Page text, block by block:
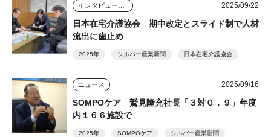
2025/09/22
日本在宅介護協会 期中改定とスライド制で人材
流出に歯止め
2025年 シルバー産業新聞 日本在宅介護協会
ニュース 2025/09/16
SOMPOケア 鷲見隆充社長「３対０．９」年度
内１６６施設で
2025年 SOMPOケア シルバー産業新聞